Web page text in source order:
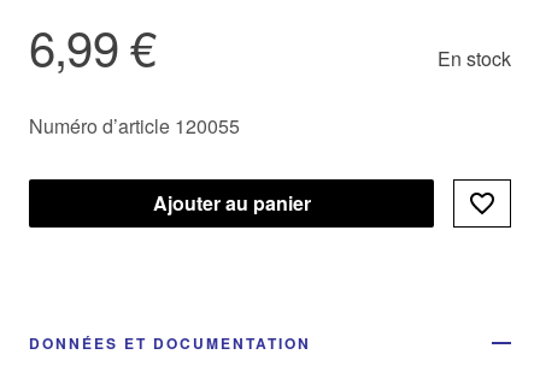
6,99 € En stock
Numéro d’article 120055
Ajouter au panier
DONNÉES ET DOCUMENTATION